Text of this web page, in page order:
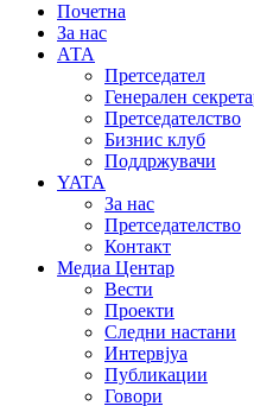
Почетна
За нас
АТА
Претседател
Генерален
Претседателство
Бизнис клуб
Поддржувачи
YATA
За нас
Претседателство
Контакт
Медиа Центар
Вести
Проекти
Следни настани
Интервјуа
Публикации
Говори